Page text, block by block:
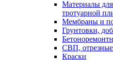
Материалы
тротуарной
Мембраны и
Грунтовки,
СВП,
Краски